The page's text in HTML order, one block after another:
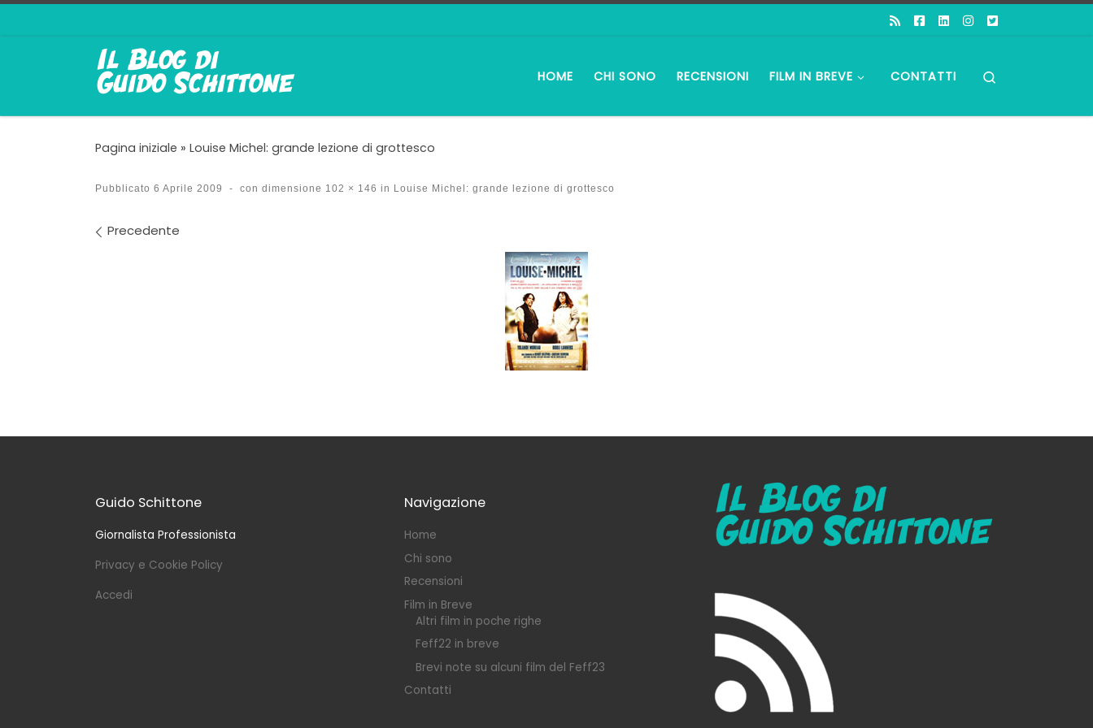
HOME CHI SONO RECENSIONI FILM IN BREVE CONTATTI
Pagina iniziale » Louise Michel: grande lezione di grottesco
Pubblicato 6 Aprile 2009 - con dimensione 102 × 146 in Louise Michel: grande lezione di grottesco
Navigazione immagini
Precedente
Guido Schittone
Giornalista Professionista
Privacy e Cookie Policy
Accedi
Navigazione
Home
Chi sono
Recensioni
Film in Breve
Altri film in poche righe
Feff22 in breve
Brevi note su alcuni film del Feff23
Contatti